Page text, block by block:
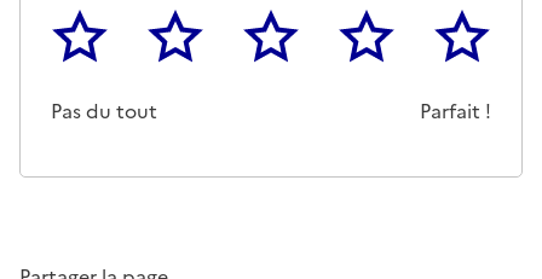
1
Pas du tout
2 3 4 5
Parfait !